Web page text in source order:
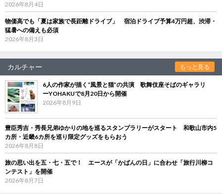
2026年8月4日
物価高でも「夏は家族で長距離ドライブ」 宿泊ドライブ予算4万円超、渋滞・
猛暑への備えも必須
2026年8月3日
カルチャー もっと見る
6人の作家が描く“風景と猫”の共演 歌舞伎座そばのギャラリ
ーYOHAKUで8月20日から開催
2026年8月9日
豊臣秀吉・秀長兄弟ゆかりの地を巡るスタンプラリーがスタート 和歌山市内5
カ所・近畿6カ所を巡り限定グッズをもらおう
2026年8月8日
旅の思い出を五・七・五で！ エースが「かばんの日」に合わせ「旅行川柳コ
ンテスト」を開催
2026年8月7日